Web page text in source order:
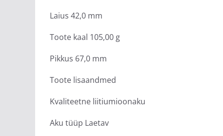
Laius 42,0 mm
Toote kaal 105,00 g
Pikkus 67,0 mm
Toote lisaandmed
Kvaliteetne liitiumioonaku
Aku tüüp Laetav